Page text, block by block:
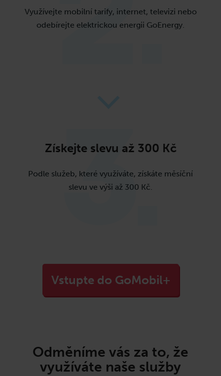
Využívejte mobilní tarify, internet, televizi nebo
odebírejte elektrickou energii GoEnergy.
Získejte slevu až 300 Kč
Podle služeb, které využíváte, získáte měsíční
slevu ve výši až 300 Kč.
Vstupte do GoMobil+
Odměníme vás za to, že
využíváte naše služby